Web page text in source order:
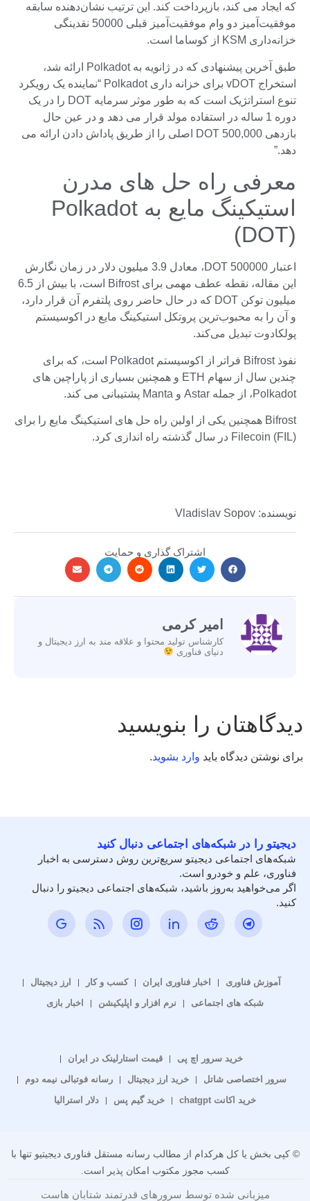
که ایجاد می کند، بازپرداخت کند. این ترتیب نشان‌دهنده سابقه
موفقیت‌آمیز دو وام موفقیت‌آمیز قبلی 50000 نقدینگی
خزانه‌داری KSM از کوساما است.
طبق آخرین پیشنهادی که در ژانویه به Polkadot ارائه شد،
استخراج vDOT برای خزانه داری Polkadot “نماینده یک رویکرد
تنوع استراتژیک است که به طور موثر سرمایه DOT ​​را در یک
دوره 1 ساله در استفاده مولد قرار می دهد و در عین حال
بازدهی 500,000 DOT اصلی را از طریق پاداش دادن ارائه می
دهد.”
معرفی راه حل های مدرن
استیکینگ مایع به Polkadot
(DOT)
اعتبار 500000 DOT، معادل 3.9 میلیون دلار در زمان نگارش
این مقاله، نقطه عطف مهمی برای Bifrost است، با بیش از 6.5
میلیون توکن DOT که در حال حاضر روی پلتفرم آن قرار دارد،
و آن را به محبوب‌ترین پروتکل استیکینگ مایع در اکوسیستم
پولکادوت تبدیل می‌کند.
نفوذ Bifrost فراتر از اکوسیستم Polkadot است، که برای
چندین سال از سهام ETH و همچنین بسیاری از پاراچین های
Polkadot، از جمله Astar و Manta پشتیبانی می کند.
Bifrost همچنین یکی از اولین راه حل های استیکینگ مایع را برای
Filecoin (FIL) در سال گذشته راه اندازی کرد.
نویسنده: Vladislav Sopov
اشتراک گذاری و حمایت
امیر کرمی
کارشناس تولید محتوا و علاقه مند به ارز دیجیتال و
دنیای فناوری
دیدگاهتان را بنویسید
برای نوشتن دیدگاه باید وارد بشوید.
دیجیتو را در شبکه‌های اجتماعی دنبال کنید
شبکه‌های اجتماعی دیجیتو سریع‌ترین روش دسترسی به اخبار
فناوری، علم و خودرو است.
اگر می‌خواهید به‌روز باشید، شبکه‌های اجتماعی دیجیتو را دنبال
کنید.
آموزش فناوری اخبار فناوری ایران کسب و کار
ارز دیجیتال
شبکه های اجتماعی
نرم افزار و اپلیکیشن اخبار بازی
خرید سرور اچ پی
قیمت استارلینک در ایران
سرور اختصاصی شاتل
خرید ارز دیجیتال
رسانه فوتبالی نیمه دوم
خرید اکانت chatgpt
خرید گیم پس دلار استرالیا
© کپی بخش یا کل هرکدام از مطالب رسانه مستقل فناوری دیجیتیو تنها با
کسب مجوز مکتوب امکان پذیر است.
میزبانی شده توسط سرورهای قدرتمند شتابان هاست